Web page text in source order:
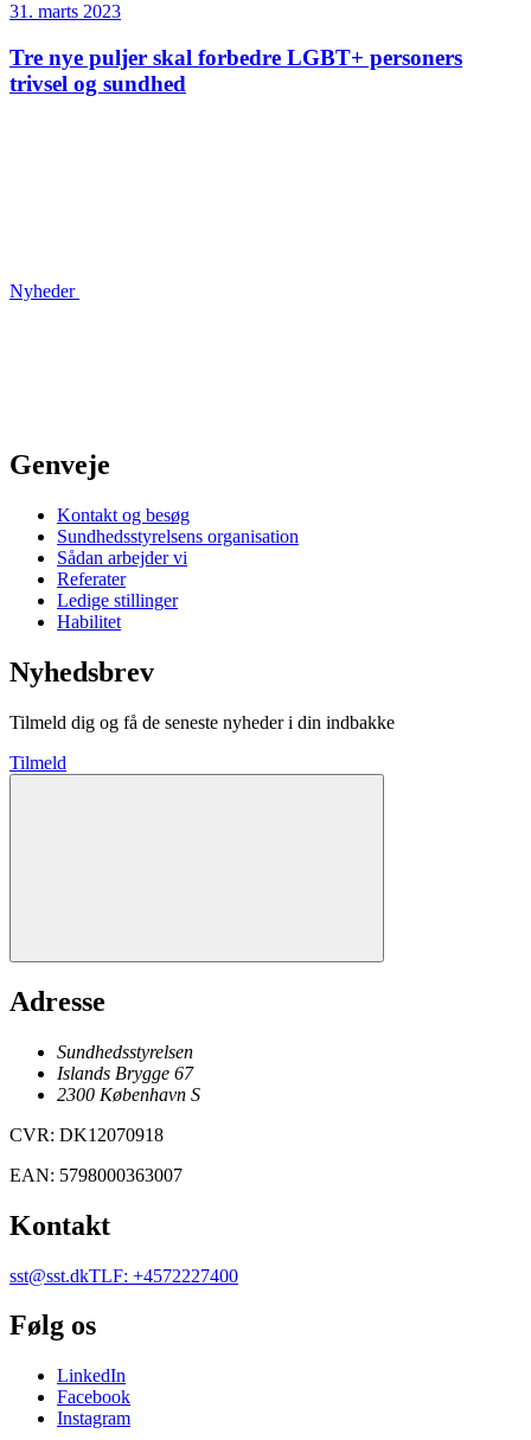
31. marts 2023
Tre nye puljer skal forbedre LGBT+ personers
trivsel og sundhed
Nyheder
Genveje
Kontakt og besøg
Sundhedsstyrelsens organisation
Sådan arbejder vi
Referater
Ledige stillinger
Habilitet
Nyhedsbrev
Tilmeld dig og få de seneste nyheder i din indbakke
Tilmeld
Adresse
Sundhedsstyrelsen
Islands Brygge 67
2300 København S
CVR: DK12070918
EAN: 5798000363007
Kontakt
sst@sst.dkTLF: +4572227400
Følg os
LinkedIn
Facebook
Instagram